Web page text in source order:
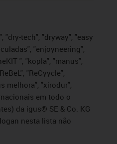
"dry-tech", "dryway", "easy
"enjoyneering",
", "kopla", "manus",
"ReCyycle",
melhora", "xirodur",
em todo o
da igus® SE & Co. KG
nesta lista não